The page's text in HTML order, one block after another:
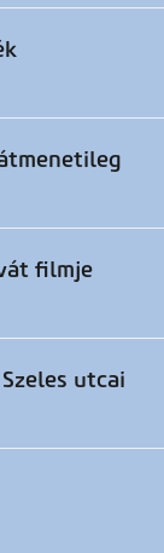
filmje
utcai